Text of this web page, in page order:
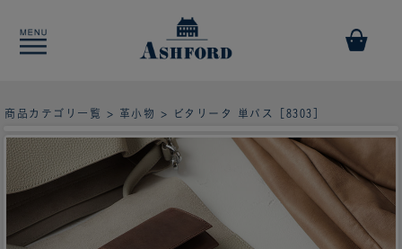
商品カテゴリ一覧 > 革小物 > ビタリータ 単パス［8303］